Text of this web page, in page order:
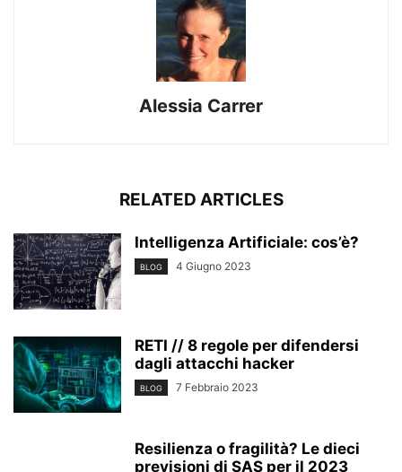
Alessia Carrer
RELATED ARTICLES
Intelligenza Artificiale: cos’è?
BLOG 4 Giugno 2023
RETI // 8 regole per difendersi
dagli attacchi hacker
BLOG 7 Febbraio 2023
Resilienza o fragilità? Le dieci
previsioni di SAS per il 2023